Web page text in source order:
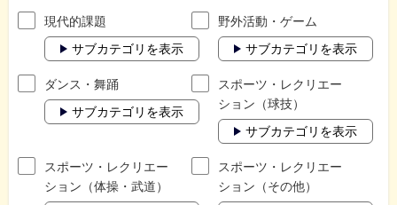
現代的課題
サブカテゴリを表示
野外活動・ゲーム
サブカテゴリを表示
ダンス・舞踊
サブカテゴリを表示
スポーツ・レクリエー
ション（球技）
サブカテゴリを表示
スポーツ・レクリエー
ション（体操・武道）
スポーツ・レクリエー
ション（その他）